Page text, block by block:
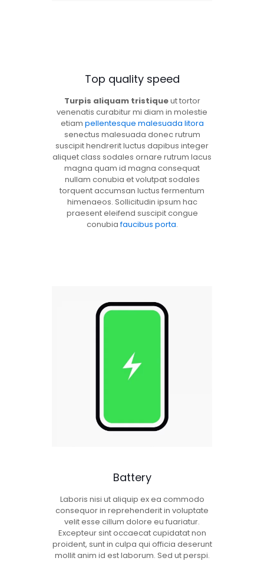
Top quality speed
Turpis aliquam tristiqueut tortor
venenatis curabitur mi diam in molestie
etiam pellentesque malesuada litora
senectus malesuada donec rutrum
suscipit hendrerit luctus dapibus integer
aliquet class sodales ornare rutrum lacus
magna quam id magna consequat
nullam conubia et volutpat sodales
torquent accumsan luctus fermentum
himenaeos. Sollicitudin ipsum hac
praesent eleifend suscipit congue
conubiafaucibus porta.
Battery
Laboris nisi ut aliquip ex ea commodo
consequor in reprehenderit in voluptate
velit esse cillum dolore eu fuariatur.
Excepteur sint occaecat cupidatat non
proident, sunt in culpa qui officia deserunt
mollit anim id est laborum. Sed ut perspi.